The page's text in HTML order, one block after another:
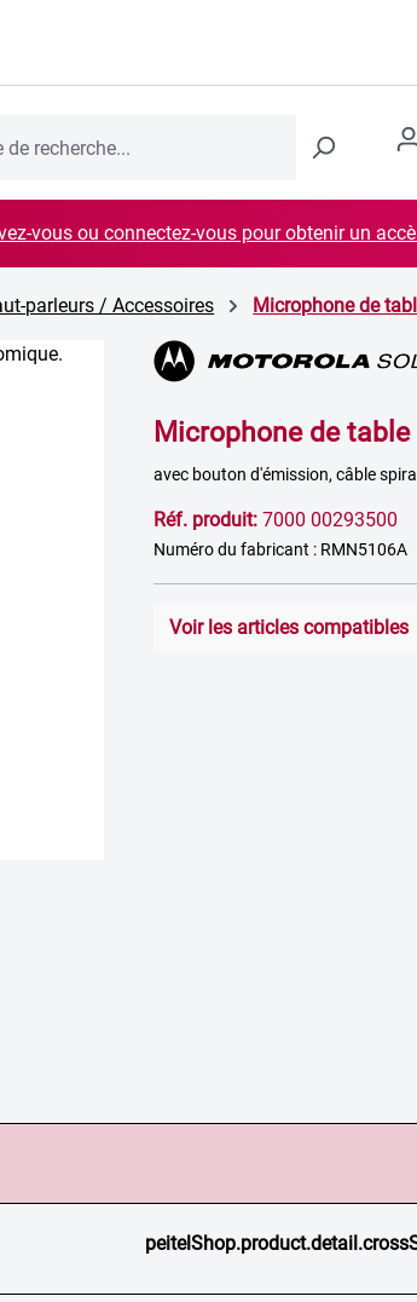
vous ou connectez-vous pour obtenir un
parleurs / Accessoires Microphone de
Microphone de table
avec bouton d'émission, câble
Réf. produit: 7000 00293500
Numéro du fabricant : RMN5106A
Voir les articles compatibles